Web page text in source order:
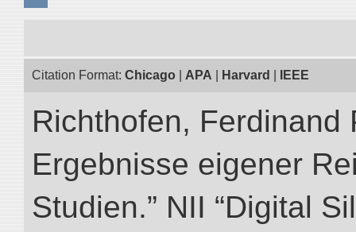
Citation Format: Chicago APA Harvard IEEE
Richthofen, Ferdinand
Ergebnisse eigener
Studien.” NII “Digital